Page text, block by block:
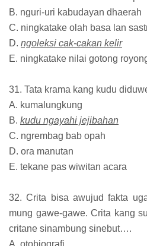
B. nguri-uri kabudayan dhaerah
C. ningkatake olah basa lan
D. ngoleksi cak-cakan kelir
E. ningkatake nilai gotong
31. Tata krama kang kudu
A. kumalungkung
B. kudu ngayahi jejibahan
C. ngrembag bab opah
D. ora manutan
E. tekane pas wiwitan acara
32. Crita bisa awujud fakta
mung gawe-gawe. Crita kang
critane sinambung sinebut….